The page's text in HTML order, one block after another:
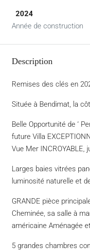
2024
Année de construction
Description
Remises des clés en
Située à Bendimat, la
Belle Opportunité de ‘
future Villa
Vue Mer INCROYABLE,
Larges baies vitrées
luminosité naturelle et
GRANDE pièce
Cheminée, sa salle à
américaine Aménagée
5 grandes chambres